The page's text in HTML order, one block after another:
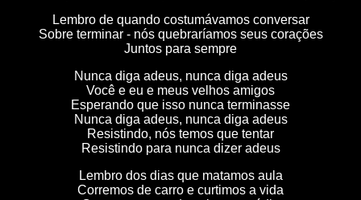
Lembro de quando costumávamos conversar
Sobre terminar - nós quebraríamos seus corações
Juntos para sempre
Nunca diga adeus, nunca diga adeus
Você e eu e meus velhos amigos
Esperando que isso nunca terminasse
Nunca diga adeus, nunca diga adeus
Resistindo, nós temos que tentar
Resistindo para nunca dizer adeus
Lembro dos dias que matamos aula
Corremos de carro e curtimos a vida